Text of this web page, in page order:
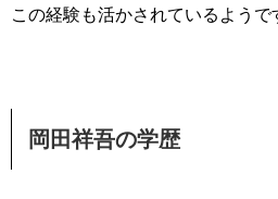
この経験も活かされているようで
岡田祥吾の学歴